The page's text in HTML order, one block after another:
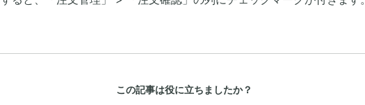
この記事は役に立ちましたか？